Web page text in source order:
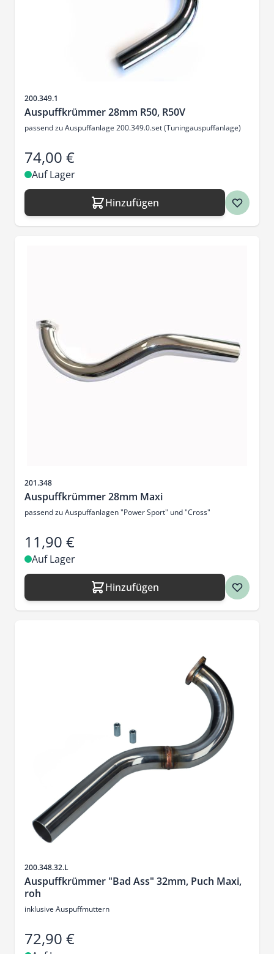
Artikelnr.
200.349.1
Auspuffkrümmer 28mm R50, R50V
passend zu Auspuffanlage 200.349.0.set (Tuningauspuffanlage)
74,00 €
Auf Lager
Hinzufügen
Artikelnr.
201.348
Auspuffkrümmer 28mm Maxi
passend zu Auspuffanlagen "Power Sport" und "Cross"
11,90 €
Auf Lager
Hinzufügen
Artikelnr.
200.348.32.L
Auspuffkrümmer "Bad Ass" 32mm, Puch Maxi,
roh
inklusive Auspuffmuttern
72,90 €